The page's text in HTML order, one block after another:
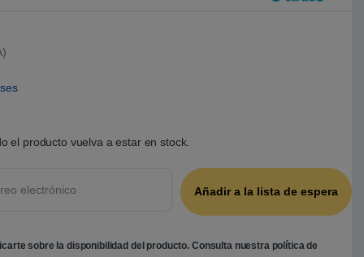
el producto vuelva a estar en stock.
sobre la disponibilidad del producto. Consulta nuestra política de